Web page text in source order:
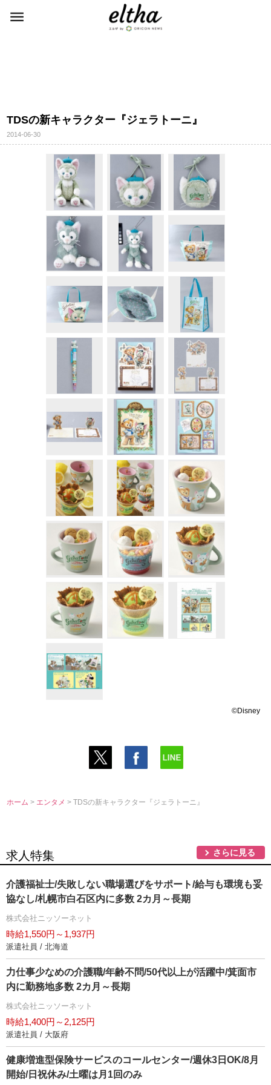
TDSの新キャラクター『ジェラトーニ』
2014-06-30
©Disney
ホーム > エンタメ> TDSの新キャラクター『ジェラトーニ』
求人特集 さらに見る
介護福祉士/失敗しない職場選びをサポート/給与も環境も妥
協なし/札幌市白石区内に多数 2カ月～長期
株式会社ニッソーネット
時給1,550円～1,937円
派遣社員 / 北海道
力仕事少なめの介護職/年齢不問/50代以上が活躍中/箕面市
内に勤務地多数 2カ月～長期
株式会社ニッソーネット
時給1,400円～2,125円
派遣社員 / 大阪府
健康増進型保険サービスのコールセンター/週休3日OK/8月
開始/日祝休み/土曜は月1回のみ